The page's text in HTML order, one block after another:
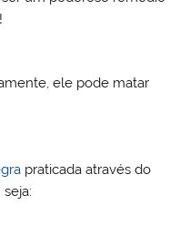
ele pode matar
praticada através do
seja: